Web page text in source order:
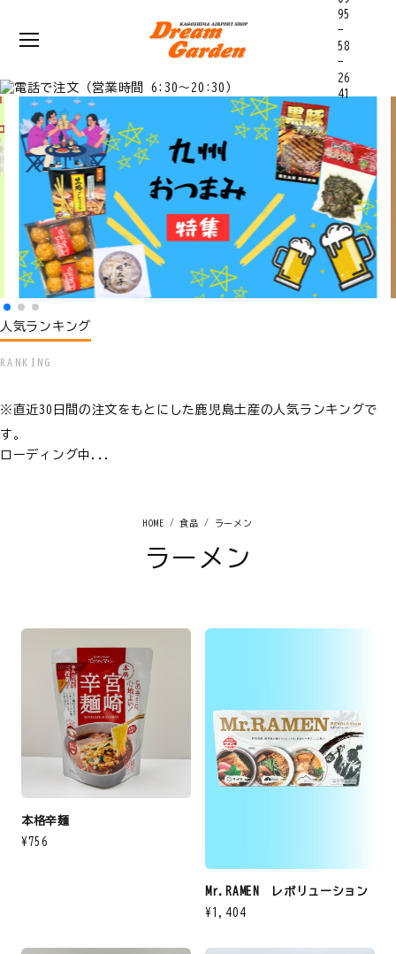
人気ランキング
RANKING
※直近30日間の注文をもとにした鹿児島土産の人気ランキングで
す。
ローディング中...
食品 ラーメン
ラーメン
本格辛麺
¥756
Mr.RAMEN レボリューション
¥1,404